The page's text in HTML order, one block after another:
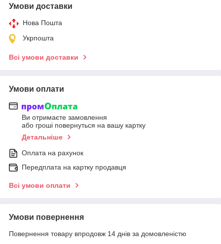
Умови доставки
Нова Пошта
Укрпошта
Всі умови доставки
Умови оплати
Ви отримаєте замовлення
або гроші повернуться на вашу картку
Детальніше
Оплата на рахунок
Передплата на картку продавця
Всі умови оплати
Умови повернення
Повернення товару впродовж 14 днів за домовленістю